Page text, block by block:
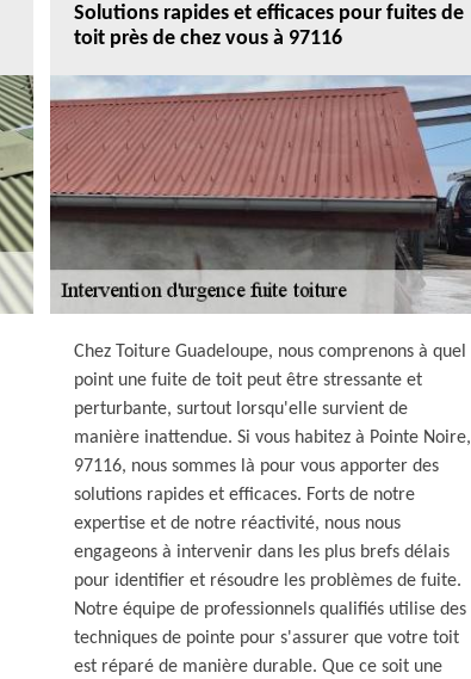
Solutions rapides et efficaces pour fuites de
toit près de chez vous à 97116
Chez Toiture Guadeloupe, nous comprenons à quel
point une fuite de toit peut être stressante et
perturbante, surtout lorsqu'elle survient de
manière inattendue. Si vous habitez à Pointe Noire,
97116, nous sommes là pour vous apporter des
solutions rapides et efficaces. Forts de notre
expertise et de notre réactivité, nous nous
engageons à intervenir dans les plus brefs délais
pour identifier et résoudre les problèmes de fuite.
Notre équipe de professionnels qualifiés utilise des
techniques de pointe pour s'assurer que votre toit
est réparé de manière durable. Que ce soit une